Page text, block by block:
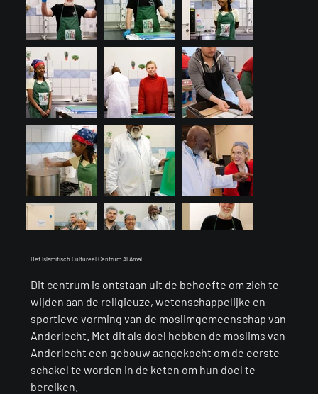
Load More
Het Islamitisch Cultureel Centrum Al Amal
Dit centrum is ontstaan uit de behoefte om zich te
wijden aan de religieuze, wetenschappelijke en
sportieve vorming van de moslimgemeenschap van
Anderlecht. Met dit als doel hebben de moslims van
Anderlecht een gebouw aangekocht om de eerste
schakel te worden in de keten om hun doel te
bereiken.